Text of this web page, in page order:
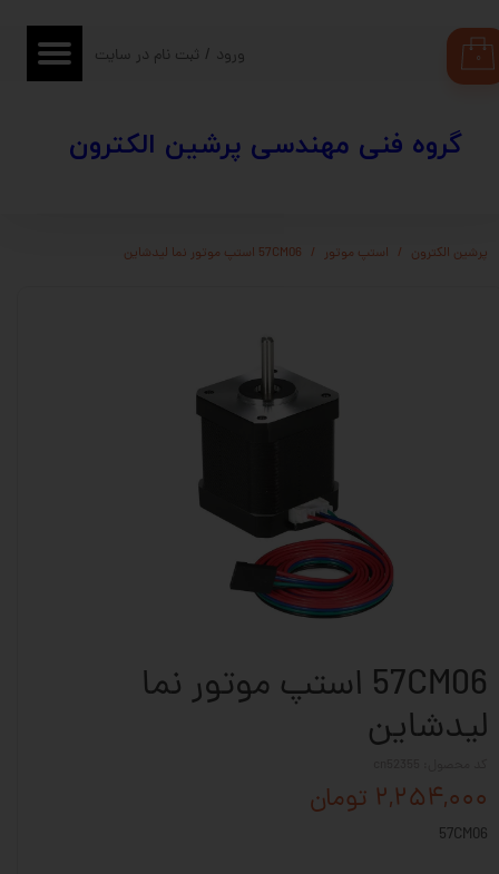
​​گروه فنی مهندسی پرشین الکترون
۰ ورود / ثبت نام در سایت
حساب کاربری من
سفارشات
پرشین الکترون استپ موتور 57CM06 استپ موتور نما لیدشاین
57CM06 استپ موتور نما
لیدشاین
۲,۲۵۴,۰۰۰ تومان
57CM06